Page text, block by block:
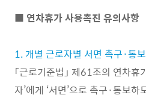
■ 연차휴가 사용촉진 유의사항
1. 개별 근로자별 서면 촉구·통보
「근로기준법」 제61조의 연차
자’에게 ‘서면’으로 촉구·통보